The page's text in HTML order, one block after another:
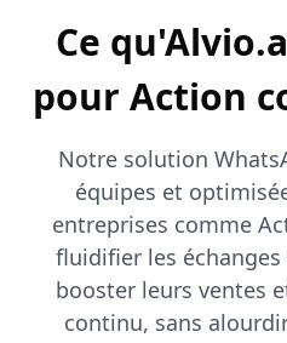
Ce
pour Action
Notre solution
équipes et
entreprises comme
fluidifier les
booster leurs ventes
continu, sans